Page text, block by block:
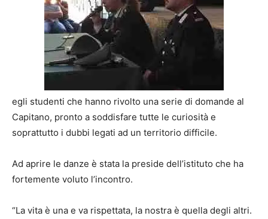
egli studenti che hanno rivolto una serie di domande al
Capitano, pronto a soddisfare tutte le curiosità e
soprattutto i dubbi legati ad un territorio difficile.
Ad aprire le danze è stata la preside dell’istituto che ha
fortemente voluto l’incontro.
“La vita è una e va rispettata, la nostra è quella degli altri.